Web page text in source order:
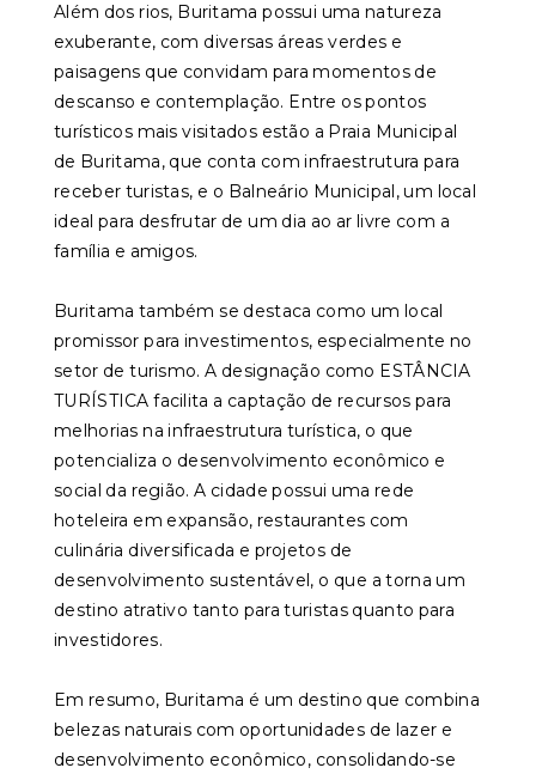
Além dos rios, Buritama possui uma natureza
exuberante, com diversas áreas verdes e
paisagens que convidam para momentos de
descanso e contemplação. Entre os pontos
turísticos mais visitados estão a Praia Municipal
de Buritama, que conta com infraestrutura para
receber turistas, e o Balneário Municipal, um local
ideal para desfrutar de um dia ao ar livre com a
família e amigos.
Buritama também se destaca como um local
promissor para investimentos, especialmente no
setor de turismo. A designação como ESTÂNCIA
TURÍSTICA facilita a captação de recursos para
melhorias na infraestrutura turística, o que
potencializa o desenvolvimento econômico e
social da região. A cidade possui uma rede
hoteleira em expansão, restaurantes com
culinária diversificada e projetos de
desenvolvimento sustentável, o que a torna um
destino atrativo tanto para turistas quanto para
investidores.
Em resumo, Buritama é um destino que combina
belezas naturais com oportunidades de lazer e
desenvolvimento econômico, consolidando-se